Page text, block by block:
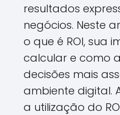
resultados
negócios. Neste
o que é ROI, sua
calcular e como
decisões mais
ambiente digital.
a utilização do